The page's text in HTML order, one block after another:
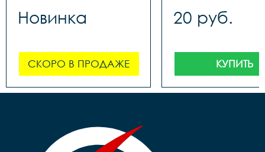
Новинка
СКОРО В ПРОДАЖЕ
20 руб.
КУПИТЬ